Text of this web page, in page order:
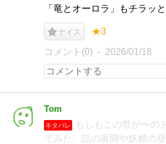
「竜とオーロラ」もチラッ
ナイス ★3
コメント(0) 2026/01/18
Tom
ネタバレ
もしもこの世が〜の
でみた。話の展開や妖精の